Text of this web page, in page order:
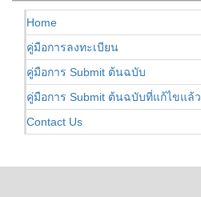
Home
คู่มือการลงทะเบียน
คู่มือการ Submit ต้นฉบับ
คู่มือการ Submit ต้นฉบับที่แก้ไขแล้ว
Contact Us